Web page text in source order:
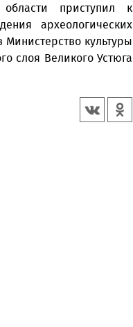
приступил к
археологических
культуры
слоя Великого Устюга